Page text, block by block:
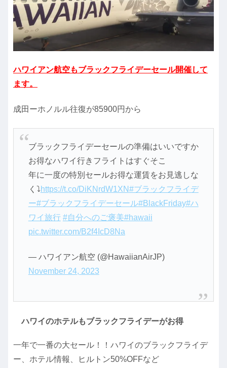
ハワイアン航空もブラックフライデーセール開催して
ます。
成田ーホノルル往復が85900円から
ブラックフライデーセールの準備はいいですか
お得なハワイ行きフライトはすぐそこ
年に一度の特別セールお得な運賃をお見逃しな
く⤵https://t.co/DiKNrdW1XN#ブラックフライデ
ー#ブラックフライデーセール#BlackFriday#ハ
ワイ旅行 #自分へのご褒美#hawaii
pic.twitter.com/B2f4IcD8Na
— ハワイアン航空 (@HawaiianAirJP)
November 24, 2023
ハワイのホテルもブラックフライデーがお得
一年で一番の大セール！！ハワイのブラックフライデ
ー、ホテル情報、ヒルトン50%OFFなど